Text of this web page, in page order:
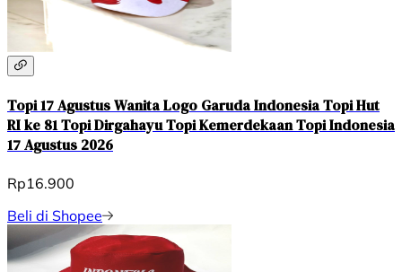
Topi 17 Agustus Wanita Logo Garuda Indonesia Topi Hut
RI ke 81 Topi Dirgahayu Topi Kemerdekaan Topi Indonesia
17 Agustus 2026
Rp16.900
Beli di Shopee